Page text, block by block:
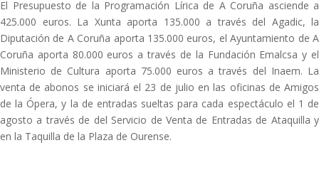
El Presupuesto de la Programación Lírica de A Coruña asciende a
425.000 euros. La Xunta aporta 135.000 a través del Agadic, la
Diputación de A Coruña aporta 135.000 euros, el Ayuntamiento de A
Coruña aporta 80.000 euros a través de la Fundación Emalcsa y el
Ministerio de Cultura aporta 75.000 euros a través del Inaem. La
venta de abonos se iniciará el 23 de julio en las oficinas de Amigos
de la Ópera, y la de entradas sueltas para cada espectáculo el 1 de
agosto a través de del Servicio de Venta de Entradas de Ataquilla y
en la Taquilla de la Plaza de Ourense.